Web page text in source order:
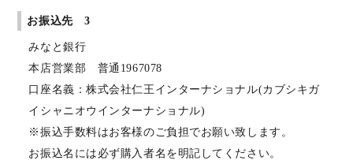
お振込先 3
みなと銀行
本店営業部 普通1967078
口座名義：株式会社仁王インターナショナル(カブシキガ
イシャニオウインターナショナル)
※振込手数料はお客様のご負担でお願い致します。
お振込名には必ず購入者名を明記してください。